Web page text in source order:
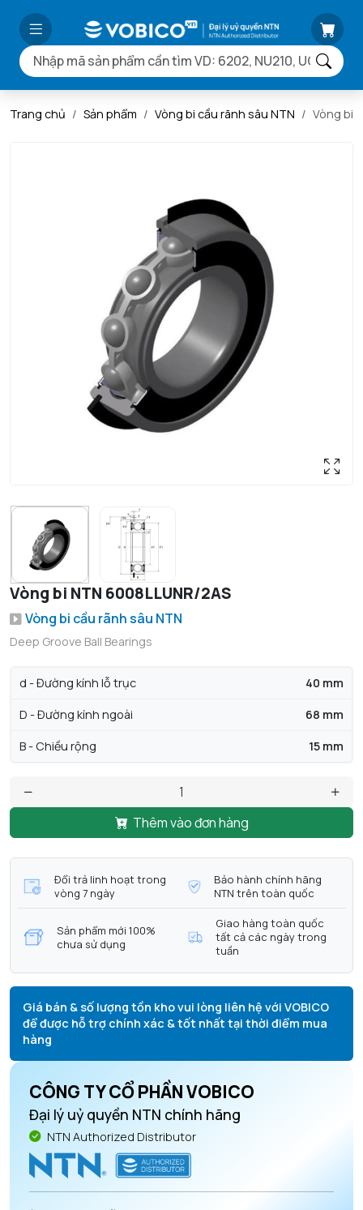
Trang chủ Sản phẩm Vòng bi cầu rãnh sâu NTN Vòng bi
Vòng bi NTN 6008LLUNR/2AS
Vòng bi cầu rãnh sâu NTN
Deep Groove Ball Bearings
d - Đường kính lỗ trục 40 mm
D - Đường kính ngoài 68 mm
B - Chiều rộng 15 mm
Thêm vào đơn hàng
Đổi trả linh hoạt trong
vòng 7 ngày
Bảo hành chính hãng
NTN trên toàn quốc
Sản phẩm mới 100%
chưa sử dụng
Giao hàng toàn quốc
tất cả các ngày trong
tuần
Giá bán & số lượng tồn kho vui lòng liên hệ với VOBICO
để được hỗ trợ chính xác & tốt nhất tại thời điểm mua
hàng
CÔNG TY CỔ PHẦN VOBICO
Đại lý uỷ quyền NTN chính hãng
NTN Authorized Distributor